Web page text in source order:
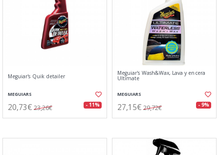
Meguiar's Quik detailer
MEGUIARS
20,73€ 23,26€ - 11%
Meguiar's Wash&Wax, Lava y encera
Ultimate
MEGUIARS
27,15€ 29,72€ - 9%